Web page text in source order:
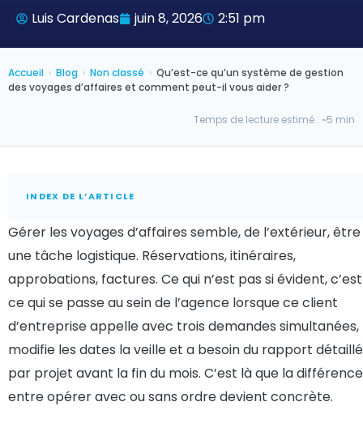
Luis Cardenas juin 8, 2026 2:51 pm
Accueil › Blog › Non classé › Qu’est-ce qu’un système de gestion
des voyages d’affaires et comment peut-il vous aider ?
Temps de lecture estimé : ~5 min
INDEX DE L’ARTICLE
Gérer les voyages d’affaires semble, de l’extérieur, être
une tâche logistique. Réservations, itinéraires,
approbations, factures. Ce qui n’est pas si évident, c’est
ce qui se passe au sein de l’agence lorsque ce client
d’entreprise appelle avec trois demandes simultanées,
modifie les dates la veille et a besoin du rapport détaillé
par projet avant la fin du mois. C’est là que la différence
entre opérer avec ou sans ordre devient concrète.